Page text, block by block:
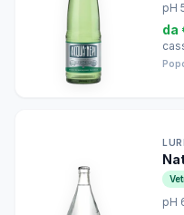
pH
da
pH